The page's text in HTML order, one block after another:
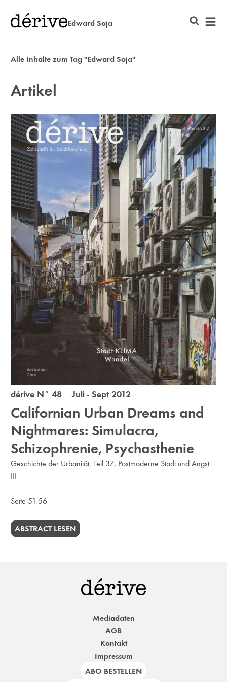
Edward Soja
Alle Inhalte zum Tag "Edward Soja"
Artikel
dérive N° 48 Juli - Sept 2012
Californian Urban Dreams and
Nightmares: Simulacra,
Schizophrenie, Psychasthenie
Geschichte der Urbanität, Teil 37; Postmoderne Stadt und Angst
III
Seite 51-56
ABSTRACT LESEN
Mediadaten
AGB
Kontakt
Impressum
ABO BESTELLEN